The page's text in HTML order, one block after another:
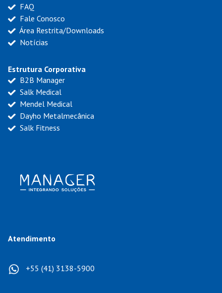
FAQ
Fale Conosco
Área Restrita/Downloads
Notícias
Estrutura Corporativa
B2B Manager
Salk Medical
Mendel Medical
Dayho Metalmecânica
Salk Fitness
Atendimento
+55 (41) 3138-5900